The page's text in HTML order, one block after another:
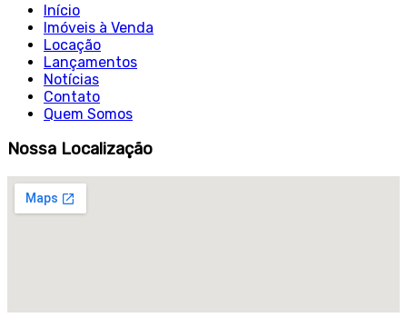
Início
Imóveis à Venda
Locação
Lançamentos
Notícias
Contato
Quem Somos
Nossa Localização